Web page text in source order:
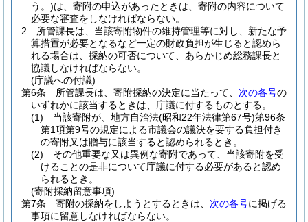
う。)は、寄附の申込があったときは、寄附の内容について
必要な審査をしなければならない。
2
所管課長は、当該寄附物件の維持管理等に対し、新たな予
算措置が必要となるなど一定の財政負担が生じると認めら
れる場合は、採納の可否について、あらかじめ総務課長と
協議しなければならない。
(庁議への付議)
第6条
所管課長は、寄附採納の決定に当たって、 次の各号の
いずれかに該当するときは、庁議に付するものとする。
(1)
当該寄附が、地方自治法(昭和22年法律第67号)第96条
第1項第9号の規定による市議会の議決を要する負担付き
の寄附又は贈与に該当すると認められるとき。
(2)
その他重要な又は異例な寄附であって、当該寄附を受
けることの是非について庁議に付する必要があると認め
られるとき。
(寄附採納留意事項)
第7条
寄附の採納をしようとするときは、 次の各号に掲げる
事項に留意しなければならない。